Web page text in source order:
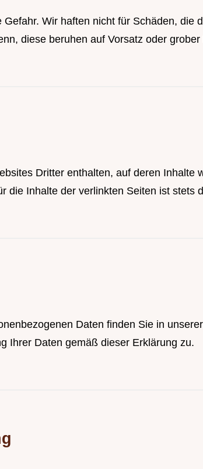
Wir haften nicht für Schäden, die
diese beruhen auf Vorsatz oder
Dritter enthalten, auf deren Inhalte
die Inhalte der verlinkten Seiten ist stets
Daten finden Sie in unserer
Ihrer Daten gemäß dieser Erklärung zu.